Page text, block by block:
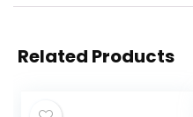
Related Products